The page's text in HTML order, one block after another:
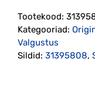
kogus
Tootekood:
Kategooriad:
Valgustus
Sildid: 31395808,